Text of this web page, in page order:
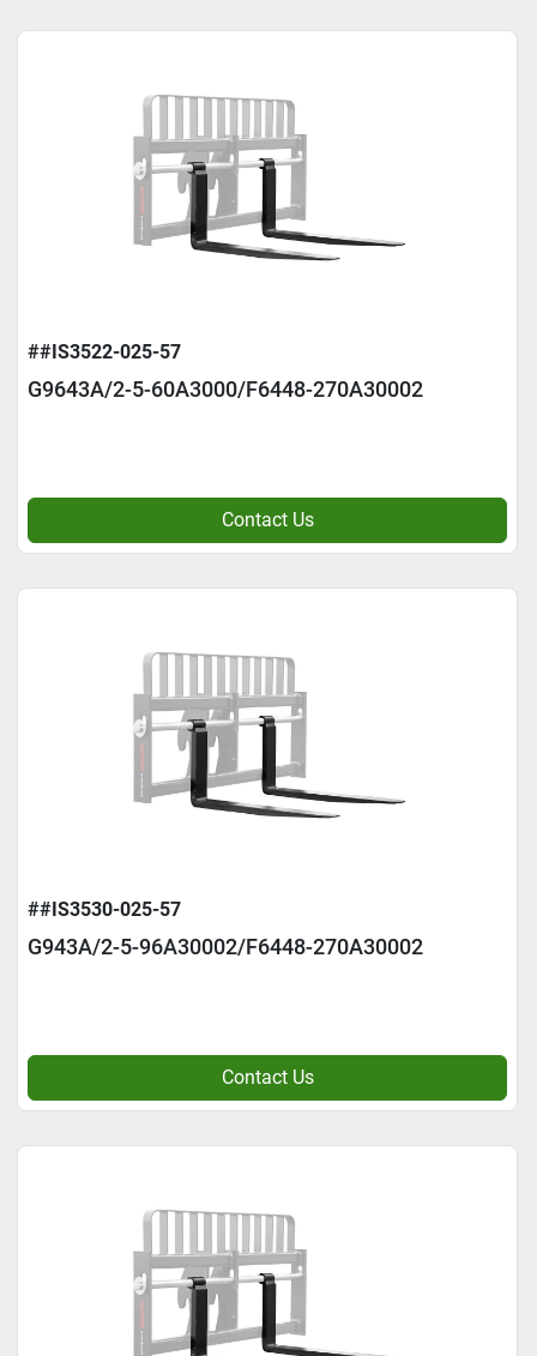
##IS3522-025-57
G9643A/2-5-60A3000/F6448-270A30002
Contact Us
##IS3530-025-57
G943A/2-5-96A30002/F6448-270A30002
Contact Us